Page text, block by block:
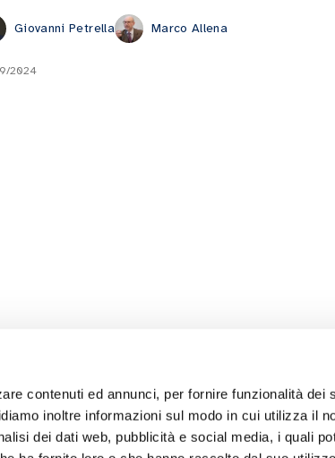
contenuti ed annunci, per fornire funzionalità dei
inoltre informazioni sul modo in cui utilizza il
dei dati web, pubblicità e social media, i quali
Giovanni Petrella Marco Allena
2024